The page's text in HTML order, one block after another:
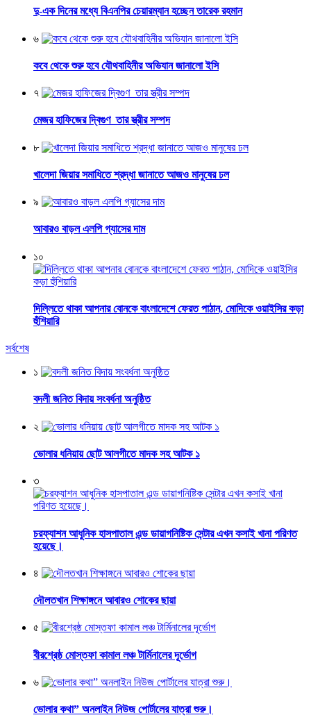
দু-এক দিনের মধ্যে বিএনপির চেয়ারম্যান হচ্ছেন তারেক রহমান
৬
কবে থেকে শুরু হবে যৌথবাহিনীর অভিযান জানালো ইসি
৭
মেজর হাফিজের দ্বিগুণ তার স্ত্রীর সম্পদ
৮
খালেদা জিয়ার সমাধিতে শ্রদ্ধা জানাতে আজও মানুষের ঢল
৯
আবারও বাড়ল এলপি গ্যাসের দাম
১০
দিল্লিতে থাকা আপনার বোনকে বাংলাদেশে ফেরত পাঠান, মোদিকে ওয়াইসির কড়া
হুঁশিয়ারি
সর্বশেষ
১
বদলী জনিত বিদায় সংবর্ধনা অনুষ্ঠিত
২
ভোলার ধনিয়ায় ছোট আলগীতে মাদক সহ আটক ১
৩
চরফ্যাশন আধুনিক হাসপাতাল এন্ড ডায়াগনিষ্টিক সেন্টার এখন কসাই খানা পরিণত
হয়েছে।
৪
দৌলতখান শিক্ষাঙ্গনে আবারও শোকের ছায়া
৫
বীরশ্রেষ্ঠ মোস্তফা কামাল লঞ্চ টার্মিনালের দূর্ভোগ
৬
ভোলার কথা” অনলাইন নিউজ পোর্টালের যাত্রা শুরু।